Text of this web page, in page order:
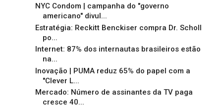
NYC Condom | campanha do "governo
americano" divul...
Estratégia: Reckitt Benckiser compra Dr. Scholl
po...
Internet: 87% dos internautas brasileiros estão
na...
Inovação | PUMA reduz 65% do papel com a
"Clever L...
Mercado: Número de assinantes da TV paga
cresce 40...